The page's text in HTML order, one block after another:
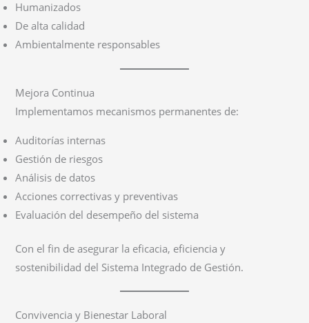
Humanizados
De alta calidad
Ambientalmente responsables
Mejora Continua
Implementamos mecanismos permanentes de:
Auditorías internas
Gestión de riesgos
Análisis de datos
Acciones correctivas y preventivas
Evaluación del desempeño del sistema
Con el fin de asegurar la eficacia, eficiencia y
sostenibilidad del Sistema Integrado de Gestión.
Convivencia y Bienestar Laboral